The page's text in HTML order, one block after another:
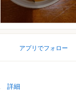
アプリでフォロー
詳細